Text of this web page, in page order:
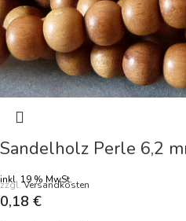
Sandelholz Perle 6,2
inkl. 19 % MwSt.
zzgl.Versandkosten
0,18 €